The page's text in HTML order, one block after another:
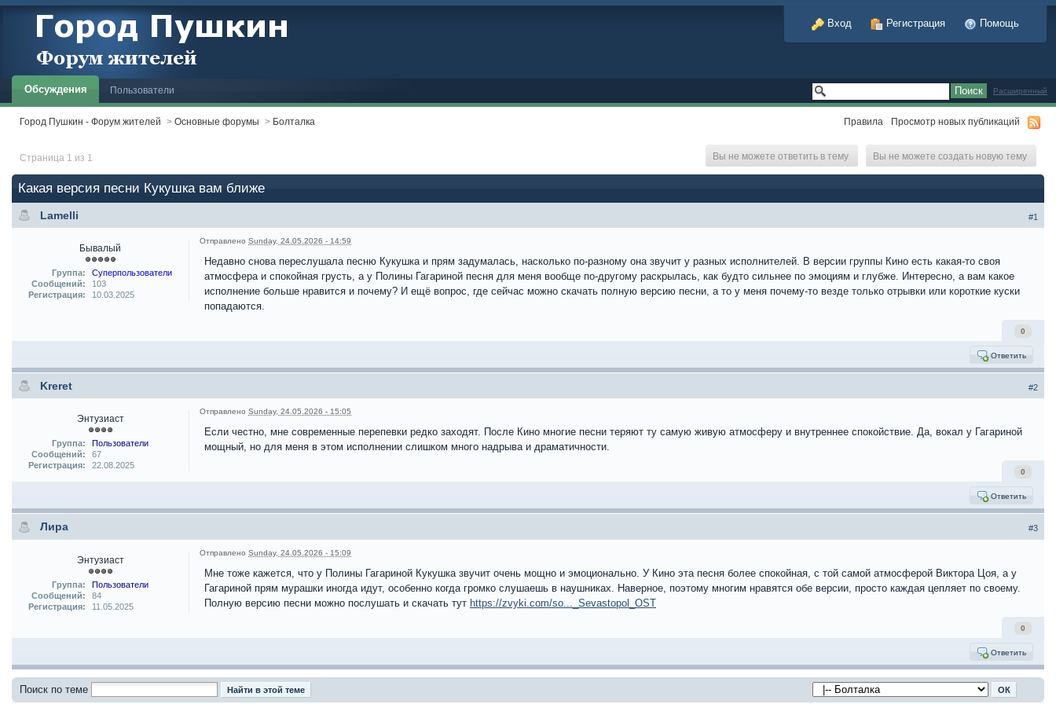
Вход Регистрация Помощь
Расширенный
Обсуждения Пользователи
Город Пушкин - Форум жителей > Основные форумы > Болталка Правила Просмотр новых публикаций
Страница 1 из 1 Вы не можете создать новую тему
Вы не можете ответить в тему
Какая версия песни Кукушка вам ближе
#1
Lamelli
Бывалый
Группа:
Суперпользователи
Сообщений:
103
Регистрация:
10.03.2025
Отправлено Sunday, 24.05.2026 - 14:59
Недавно снова переслушала песню Кукушка и прям задумалась, насколько по-разному она звучит у разных исполнителей. В версии группы Кино есть какая-то своя
атмосфера и спокойная грусть, а у Полины Гагариной песня для меня вообще по-другому раскрылась, как будто сильнее по эмоциям и глубже. Интересно, а вам какое
исполнение больше нравится и почему? И ещё вопрос, где сейчас можно скачать полную версию песни, а то у меня почему-то везде только отрывки или короткие куски
попадаются.
0
Ответить
#2
Kreret
Энтузиаст
Группа:
Пользователи
Сообщений:
67
Регистрация:
22.08.2025
Отправлено Sunday, 24.05.2026 - 15:05
Если честно, мне современные перепевки редко заходят. После Кино многие песни теряют ту самую живую атмосферу и внутреннее спокойствие. Да, вокал у Гагариной
мощный, но для меня в этом исполнении слишком много надрыва и драматичности.
0
Ответить
#3
Лира
Энтузиаст
Группа:
Пользователи
Сообщений:
84
Регистрация:
11.05.2025
Отправлено Sunday, 24.05.2026 - 15:09
Мне тоже кажется, что у Полины Гагариной Кукушка звучит очень мощно и эмоционально. У Кино эта песня более спокойная, с той самой атмосферой Виктора Цоя, а у
Гагариной прям мурашки иногда идут, особенно когда громко слушаешь в наушниках. Наверное, поэтому многим нравятся обе версии, просто каждая цепляет по своему.
Полную версию песни можно послушать и скачать тут https://zvyki.com/so..._Sevastopol_OST
0
Ответить
Поиск по теме